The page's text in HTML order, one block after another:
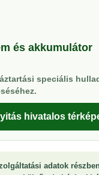
és akkumulátor
speciális
hivatalos
adatok